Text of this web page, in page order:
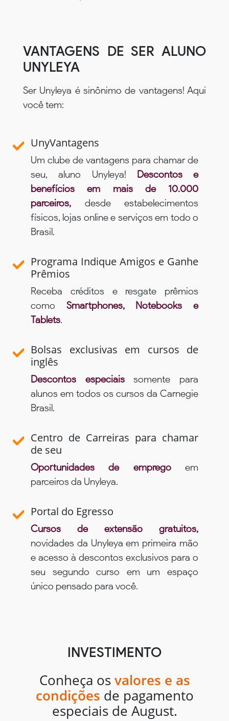
VANTAGENS DE SER ALUNO
UNYLEYA
Ser Unyleya é sinônimo de vantagens! Aqui
você tem:
UnyVantagens
Um clube de vantagens para chamar de
seu, aluno Unyleya! Descontos e
benefícios em mais de 10.000
parceiros, desde estabelecimentos
físicos, lojas online e serviços em todo o
Brasil.
Programa Indique Amigos e Ganhe
Prêmios
Receba créditos e resgate prêmios
como Smartphones, Notebooks e
Tablets.
Bolsas exclusivas em cursos de
inglês
Descontos especiaissomente para
alunos em todos os cursos da Carnegie
Brasil.
Centro de Carreiras para chamar
de seu
Oportunidades de empregoem
parceiros da Unyleya.
Portal do Egresso
Cursos de extensão gratuitos,
novidades da Unyleya em primeira mão
e acesso à descontos exclusivos para o
seu segundo curso em um espaço
único pensado para você.
INVESTIMENTO
Conheça os valores e as
condições de pagamento
especiais de August.